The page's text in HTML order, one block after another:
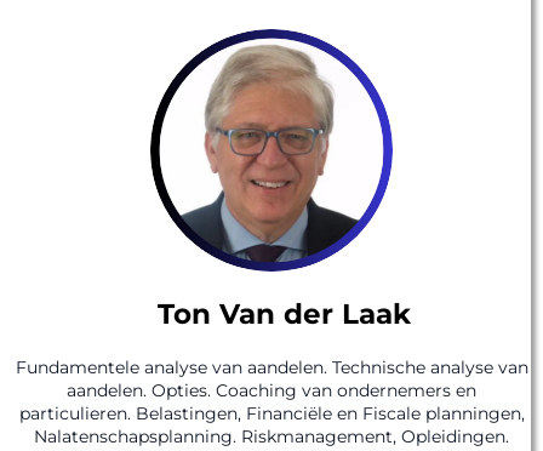
Ton Van der Laak
Fundamentele analyse van aandelen. Technische analyse van
aandelen. Opties. Coaching van ondernemers en
particulieren. Belastingen, Financiële en Fiscale planningen,
Nalatenschapsplanning. Riskmanagement, Opleidingen.